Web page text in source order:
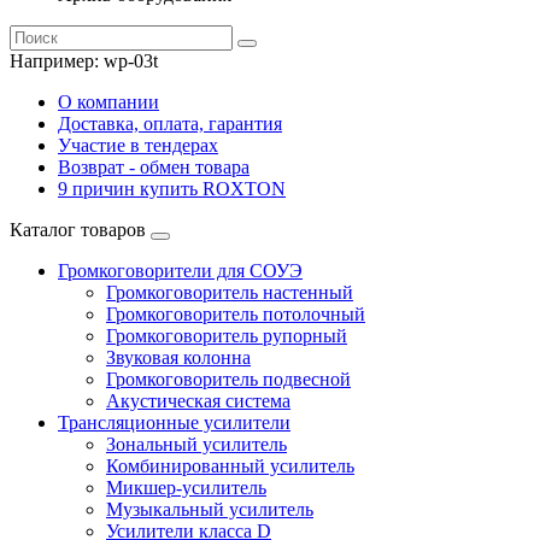
Например: wp-03t
О компании
Доставка, оплата, гарантия
Участие в тендерах
Возврат - обмен товара
9 причин купить ROXTON
Каталог товаров
Громкоговорители для СОУЭ
Громкоговоритель настенный
Громкоговоритель потолочный
Громкоговоритель рупорный
Звуковая колонна
Громкоговоритель подвесной
Акустическая система
Трансляционные усилители
Зональный усилитель
Комбинированный усилитель
Микшер-усилитель
Музыкальный усилитель
Усилители класса D